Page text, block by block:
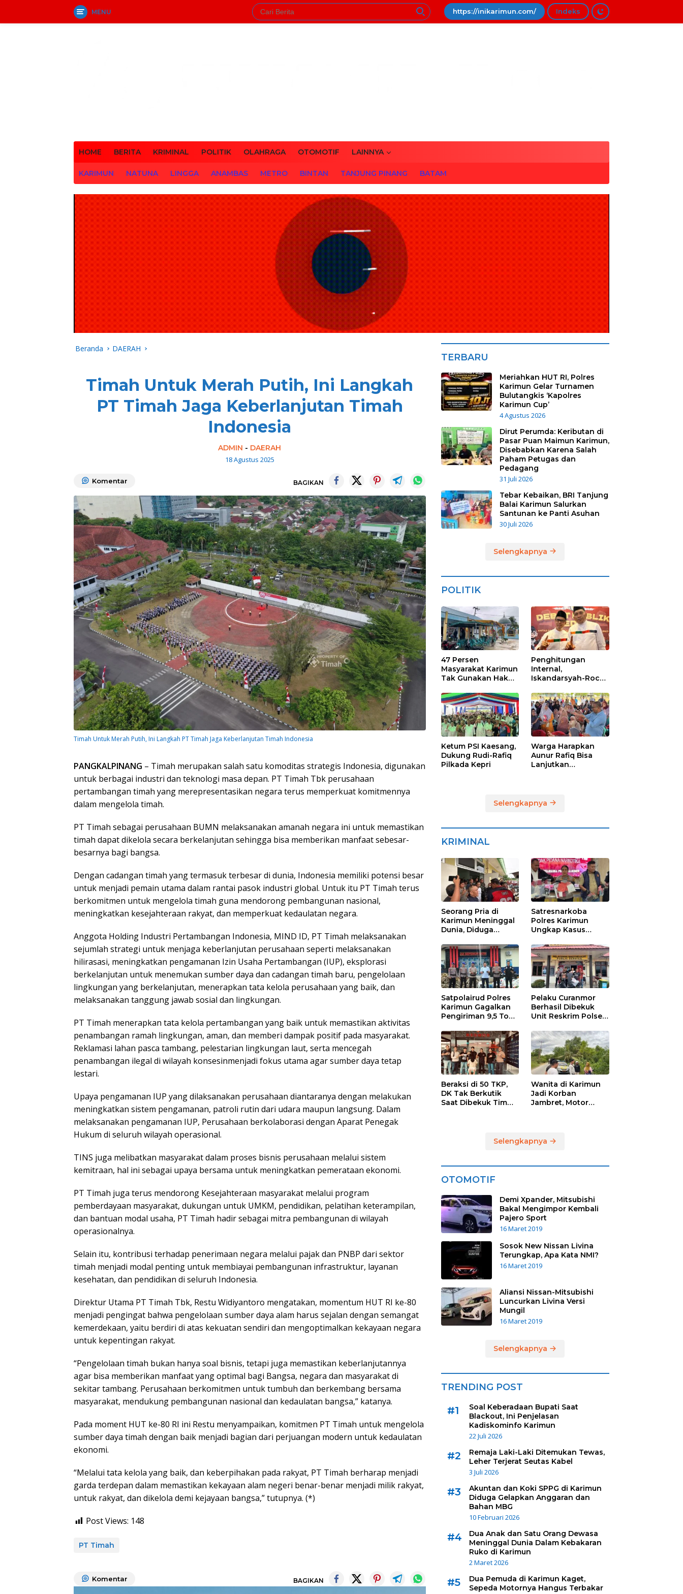
MENU https://inikarimun.com/ Indeks
HOME BERITA KRIMINAL POLITIK OLAHRAGA OTOMOTIF LAINNYA
KARIMUN NATUNA LINGGA ANAMBAS METRO BINTAN TANJUNG PINANG BATAM
Beranda DAERAH
Timah Untuk Merah Putih, Ini Langkah
PT Timah Jaga Keberlanjutan Timah
Indonesia
ADMIN - DAERAH
18 Agustus 2025
Komentar BAGIKAN
Timah Untuk Merah Putih, Ini Langkah PT Timah Jaga Keberlanjutan Timah Indonesia
PANGKALPINANG – Timah merupakan salah satu komoditas strategis Indonesia, digunakan
untuk berbagai industri dan teknologi masa depan. PT Timah Tbk perusahaan
pertambangan timah yang merepresentasikan negara terus memperkuat komitmennya
dalam mengelola timah.
PT Timah sebagai perusahaan BUMN melaksanakan amanah negara ini untuk memastikan
timah dapat dikelola secara berkelanjutan sehingga bisa memberikan manfaat sebesar-
besarnya bagi bangsa.
Dengan cadangan timah yang termasuk terbesar di dunia, Indonesia memiliki potensi besar
untuk menjadi pemain utama dalam rantai pasok industri global. Untuk itu PT Timah terus
berkomitmen untuk mengelola timah guna mendorong pembangunan nasional,
meningkatkan kesejahteraan rakyat, dan memperkuat kedaulatan negara.
Anggota Holding Industri Pertambangan Indonesia, MIND ID, PT Timah melaksanakan
sejumlah strategi untuk menjaga keberlanjutan perusahaan seperti melaksanakan
hilirasasi, meningkatkan pengamanan Izin Usaha Pertambangan (IUP), eksplorasi
berkelanjutan untuk menemukan sumber daya dan cadangan timah baru, pengelolaan
lingkungan yang berkelanjutan, menerapkan tata kelola perusahaan yang baik, dan
melaksanakan tanggung jawab sosial dan lingkungan.
PT Timah menerapkan tata kelola pertambangan yang baik untuk memastikan aktivitas
penambangan ramah lingkungan, aman, dan memberi dampak positif pada masyarakat.
Reklamasi lahan pasca tambang, pelestarian lingkungan laut, serta mencegah
penambangan ilegal di wilayah konsesinmenjadi fokus utama agar sumber daya tetap
lestari.
Upaya pengamanan IUP yang dilaksanakan perusahaan diantaranya dengan melakukan
meningkatkan sistem pengamanan, patroli rutin dari udara maupun langsung. Dalam
melaksanakan pengamanan IUP, Perusahaan berkolaborasi dengan Aparat Penegak
Hukum di seluruh wilayah operasional.
TINS juga melibatkan masyarakat dalam proses bisnis perusahaan melalui sistem
kemitraan, hal ini sebagai upaya bersama untuk meningkatkan pemerataan ekonomi.
PT Timah juga terus mendorong Kesejahteraan masyarakat melalui program
pemberdayaan masyarakat, dukungan untuk UMKM, pendidikan, pelatihan keterampilan,
dan bantuan modal usaha, PT Timah hadir sebagai mitra pembangunan di wilayah
operasionalnya.
Selain itu, kontribusi terhadap penerimaan negara melalui pajak dan PNBP dari sektor
timah menjadi modal penting untuk membiayai pembangunan infrastruktur, layanan
kesehatan, dan pendidikan di seluruh Indonesia.
Direktur Utama PT Timah Tbk, Restu Widiyantoro mengatakan, momentum HUT RI ke-80
menjadi pengingat bahwa pengelolaan sumber daya alam harus sejalan dengan semangat
kemerdekaan, yaitu berdiri di atas kekuatan sendiri dan mengoptimalkan kekayaan negara
untuk kepentingan rakyat.
“Pengelolaan timah bukan hanya soal bisnis, tetapi juga memastikan keberlanjutannya
agar bisa memberikan manfaat yang optimal bagi Bangsa, negara dan masyarakat di
sekitar tambang. Perusahaan berkomitmen untuk tumbuh dan berkembang bersama
masyarakat, mendukung pembangunan nasional dan kedaulatan bangsa,” katanya.
Pada moment HUT ke-80 RI ini Restu menyampaikan, komitmen PT Timah untuk mengelola
sumber daya timah dengan baik menjadi bagian dari perjuangan modern untuk kedaulatan
ekonomi.
“Melalui tata kelola yang baik, dan keberpihakan pada rakyat, PT Timah berharap menjadi
garda terdepan dalam memastikan kekayaan alam negeri benar-benar menjadi milik rakyat,
untuk rakyat, dan dikelola demi kejayaan bangsa,” tutupnya. (*)
Post Views: 148
PT Timah
Komentar BAGIKAN
TERBARU
Meriahkan HUT RI, Polres
Karimun Gelar Turnamen
Bulutangkis ‘Kapolres
Karimun Cup’
4 Agustus 2026
Dirut Perumda: Keributan di
Pasar Puan Maimun Karimun,
Disebabkan Karena Salah
Paham Petugas dan
Pedagang
31 Juli 2026
Tebar Kebaikan, BRI Tanjung
Balai Karimun Salurkan
Santunan ke Panti Asuhan
30 Juli 2026
Selengkapnya
POLITIK
47 Persen
Masyarakat Karimun
Tak Gunakan Hak
Penghitungan
Internal,
Iskandarsyah-Rocky
Terbanyak di
Pilkada Karimun
Ketum PSI Kaesang,
Dukung Rudi-Rafiq
Pilkada Kepri
Warga Harapkan
Aunur Rafiq Bisa
Lanjutkan
Pelabuhan Roro
Selengkapnya
KRIMINAL
Seorang Pria di
Karimun Meninggal
Dunia, Diduga
Subden POM di THM
Satresnarkoba
Polres Karimun
Ungkap Kasus
Tersangka Masuk
Lewat Pelabuhan
Internasional
Satpolairud Polres
Karimun Gagalkan
Pengiriman 9,5 Ton
Karimun, Dua
Tersangka
Diamankan
Pelaku Curanmor
Berhasil Dibekuk
Unit Reskrim Polsek
Beraksi di 50 TKP,
DK Tak Berkutik
Saat Dibekuk Tim
Wanita di Karimun
Jadi Korban
Jambret, Motor
Selengkapnya
OTOMOTIF
Demi Xpander, Mitsubishi
Bakal Mengimpor Kembali
Pajero Sport
16 Maret 2019
Sosok New Nissan Livina
Terungkap, Apa Kata NMI?
16 Maret 2019
Aliansi Nissan-Mitsubishi
Luncurkan Livina Versi
Mungil
16 Maret 2019
Selengkapnya
TRENDING POST
#1
Soal Keberadaan Bupati Saat
Blackout, Ini Penjelasan
Kadiskominfo Karimun
22 Juli 2026
#2
Remaja Laki-Laki Ditemukan Tewas,
Leher Terjerat Seutas Kabel
3 Juli 2026
#3
Akuntan dan Koki SPPG di Karimun
Diduga Gelapkan Anggaran dan
Bahan MBG
10 Februari 2026
#4
Dua Anak dan Satu Orang Dewasa
Meninggal Dunia Dalam Kebakaran
Ruko di Karimun
2 Maret 2026
#5
Dua Pemuda di Karimun Kaget,
Sepeda Motornya Hangus Terbakar